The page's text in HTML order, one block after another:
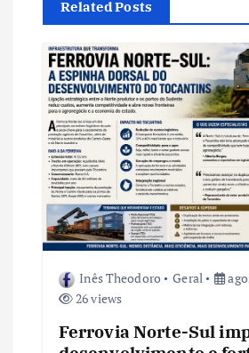
ã
o
d
e
P
o
Related Posts
Inês Theodoro Geral
26 views
Ferrovia Norte-Sul